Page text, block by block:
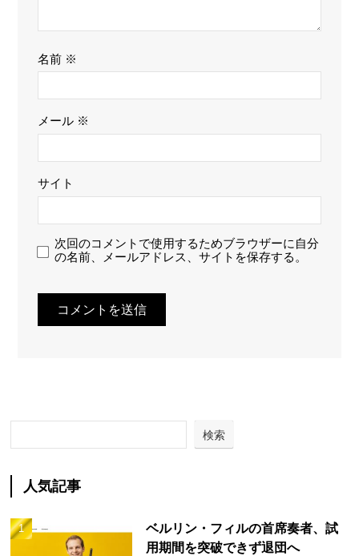
名前 ※
メール ※
サイト
次回のコメントで使用するためブラウザーに自分
の名前、メールアドレス、サイトを保存する。
検索
人気記事
ベルリン・フィルの首席奏者、試
用期間を突破できず退団へ